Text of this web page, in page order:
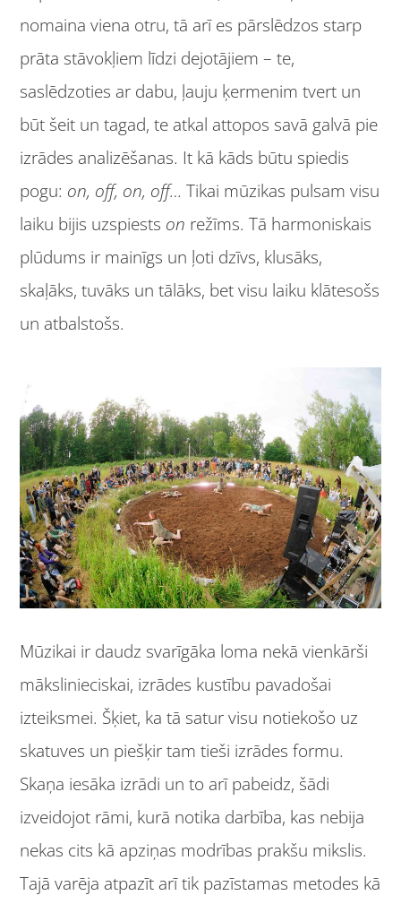
nomaina viena otru, tā arī es pārslēdzos starp
prāta stāvokļiem līdzi dejotājiem – te,
saslēdzoties ar dabu, ļauju ķermenim tvert un
būt šeit un tagad, te atkal attopos savā galvā pie
izrādes analizēšanas. It kā kāds būtu spiedis
pogu: on, off, on, off…Tikai mūzikas pulsam visu
laiku bijis uzspiests on režīms. Tā harmoniskais
plūdums ir mainīgs un ļoti dzīvs, klusāks,
skaļāks, tuvāks un tālāks, bet visu laiku klātesošs
un atbalstošs.
Mūzikai ir daudz svarīgāka loma nekā vienkārši
mākslinieciskai, izrādes kustību pavadošai
izteiksmei. Šķiet, ka tā satur visu notiekošo uz
skatuves un piešķir tam tieši izrādes formu.
Skaņa iesāka izrādi un to arī pabeidz, šādi
izveidojot rāmi, kurā notika darbība, kas nebija
nekas cits kā apziņas modrības prakšu mikslis.
Tajā varēja atpazīt arī tik pazīstamas metodes kā